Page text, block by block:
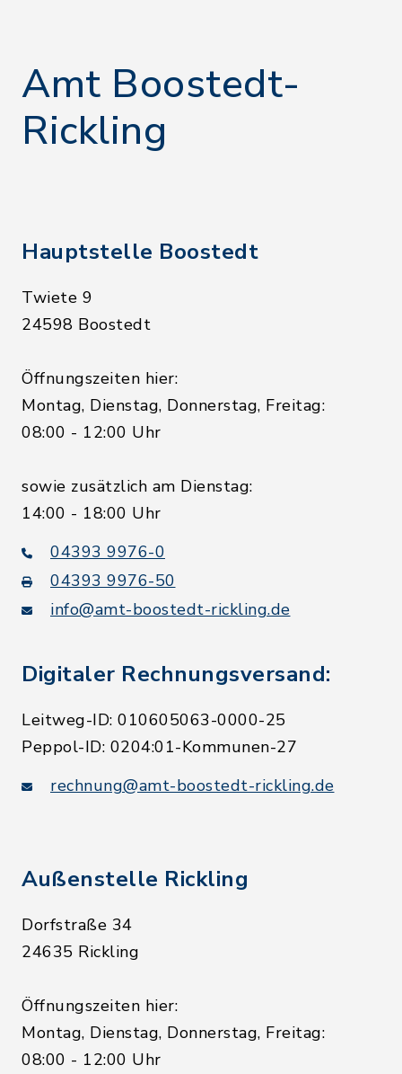
Amt Boostedt-
Rickling
Hauptstelle Boostedt
Twiete 9
24598 Boostedt
Öffnungszeiten hier:
Montag, Dienstag, Donnerstag, Freitag:
08:00 - 12:00 Uhr
sowie zusätzlich am Dienstag:
14:00 - 18:00 Uhr
04393 9976-0
04393 9976-50
info@amt-boostedt-rickling.de
Digitaler Rechnungsversand:
Leitweg-ID: 010605063-0000-25
Peppol-ID: 0204:01-Kommunen-27
rechnung@amt-boostedt-rickling.de
Außenstelle Rickling
Dorfstraße 34
24635 Rickling
Öffnungszeiten hier:
Montag, Dienstag, Donnerstag, Freitag:
08:00 - 12:00 Uhr